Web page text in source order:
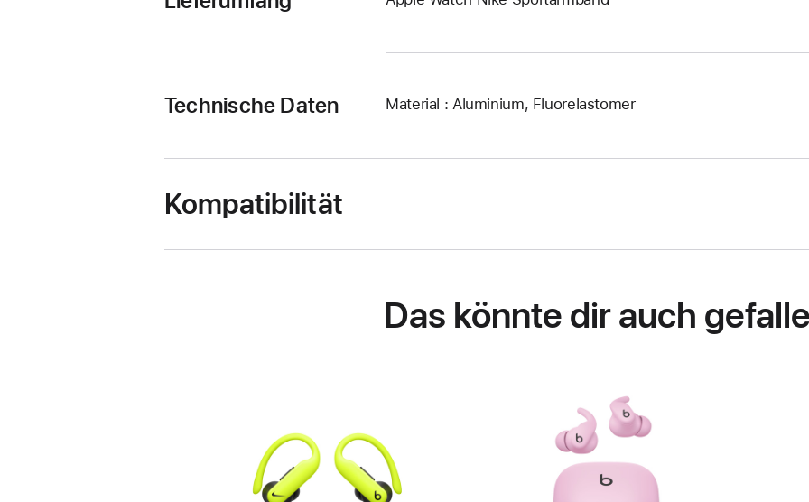
Technische Daten Material : Aluminium, Fluorelastomer
Kompatibilität
Das könnte dir auch